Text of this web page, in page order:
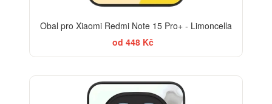
Obal pro Xiaomi Redmi Note 15 Pro+ - Limoncella
od 448 Kč